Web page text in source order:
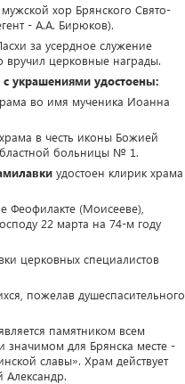
хор Брянского Свято-
- А.А. Бирюков).
за усердное служение
вручил церковные награды.
украшениями удостоены:
во имя мученика Иоанна
в честь иконы Божией
больницы № 1.
удостоен клирик храма
Феофилакте (Моисееве),
22 марта на 74-м году
церковных специалистов
пожелав душеспасительного
памятником всем
для Брянска месте -
славы». Храм действует
Александр.